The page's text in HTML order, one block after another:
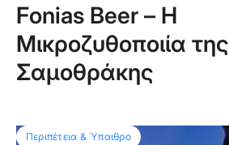
Fonias Beer – Η
Μικροζυθοποιία της
Σαμοθράκης
Περιπέτεια & Ύπαιθρο